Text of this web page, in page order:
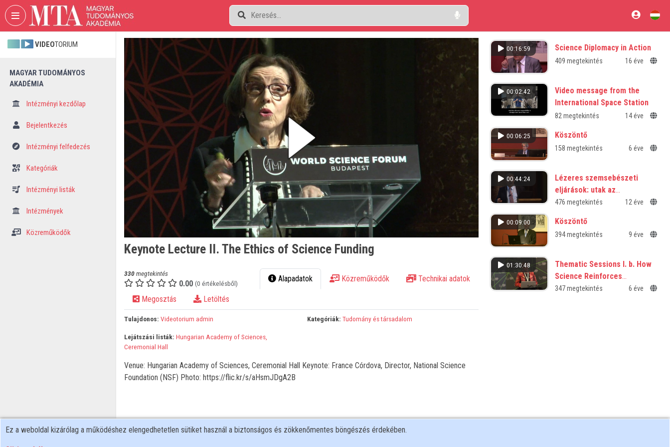
Fejléc kihagyása Menü kihagyása Tartalom kihagyása
VIDEOTORIUM
MAGYAR TUDOMÁNYOS
AKADÉMIA
Intézményi kezdőlap
Bejelentkezés
Intézményi felfedezés
Kategóriák
Intézményi listák
Intézmények
Közreműködők
Keynote Lecture II. The Ethics of Science Funding
330megtekintés
0.00 (0 értékelésből) Alapadatok Közreműködők Technikai adatok
Megosztás Letöltés
Tulajdonos: Videotorium admin Kategóriák: Tudomány és társadalom
Lejátszási listák: Hungarian Academy of Sciences,
Ceremonial Hall
Venue: Hungarian Academy of Sciences, Ceremonial Hall Keynote: France Córdova, Director, National Science
Foundation (NSF) Photo: https://flic.kr/s/aHsmJDgA2B
00:16:59 Science Diplomacy in Action
409 megtekintés 16 éve
00:02:42
Video message from the
International Space Station
82 megtekintés 14 éve
00:06:25 Köszöntő
158 megtekintés 6 éve
00:44:24
Lézeres szemsebészeti
eljárások: utak az
éleslátáshoz
476 megtekintés 12 éve
00:09:00 Köszöntő
394 megtekintés 9 éve
01:30:48
Thematic Sessions I. b. How
Science Reinforces
Democracy through a More
347 megtekintés 6 éve
Ez a weboldal kizárólag a működéshez elengedhetetlen sütiket használ a biztonságos és zökkenőmentes böngészés érdekében.